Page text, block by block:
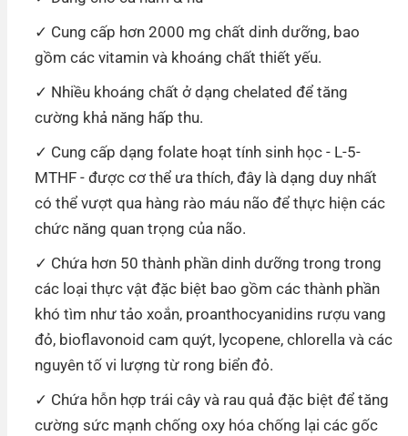
Cung cấp hơn 2000 mg chất dinh dưỡng, bao
gồm các vitamin và khoáng chất thiết yếu.
Nhiều khoáng chất ở dạng chelated để tăng
cường khả năng hấp thu.
Cung cấp dạng folate hoạt tính sinh học - L-5-
MTHF - được cơ thể ưa thích, đây là dạng duy nhất
có thể vượt qua hàng rào máu não để thực hiện các
chức năng quan trọng của não.
Chứa hơn 50 thành phần dinh dưỡng trong trong
các loại thực vật đặc biệt bao gồm các thành phần
khó tìm như tảo xoắn, proanthocyanidins rượu vang
đỏ, bioflavonoid cam quýt, lycopene, chlorella và các
nguyên tố vi lượng từ rong biển đỏ.
Chứa hỗn hợp trái cây và rau quả đặc biệt để tăng
cường sức mạnh chống oxy hóa chống lại các gốc